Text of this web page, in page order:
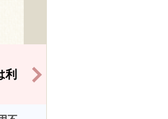
利